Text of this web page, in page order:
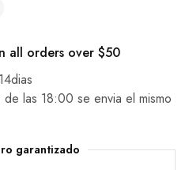
all orders over $50
las 18:00 se envia el mismo
garantizado